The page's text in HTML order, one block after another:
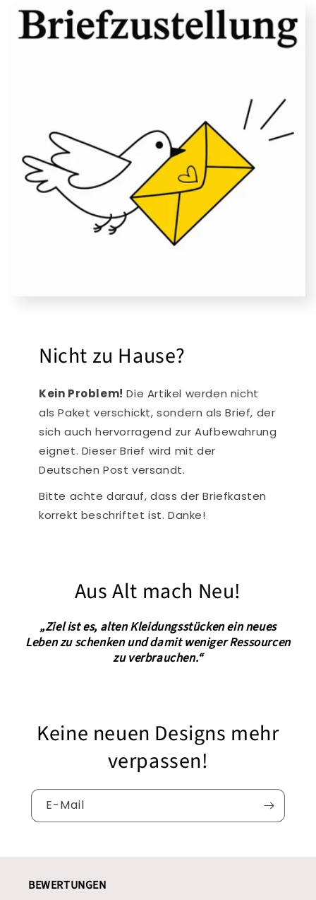
Nicht zu Hause?
Kein Problem! Die Artikel werden nicht
als Paket verschickt, sondern als Brief, der
sich auch hervorragend zur Aufbewahrung
eignet. Dieser Brief wird mit der
Deutschen Post versandt.
Bitte achte darauf, dass der Briefkasten
korrekt beschriftet ist. Danke!
Aus Alt mach Neu!
„Ziel ist es, alten Kleidungsstücken ein neues
Leben zu schenken und damit weniger Ressourcen
zu verbrauchen.“
Keine neuen Designs mehr
verpassen!
E-Mail
BEWERTUNGEN